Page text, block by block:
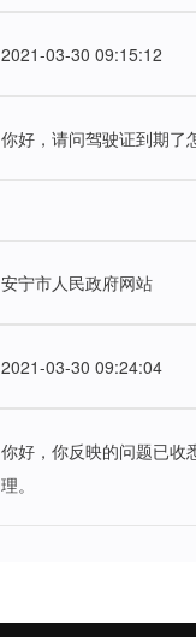
2021-03-30 09:15:12
你好，请问驾驶证到期了
安宁市人民政府网站
2021-03-30 09:24:04
你好，你反映的问题已收
理。